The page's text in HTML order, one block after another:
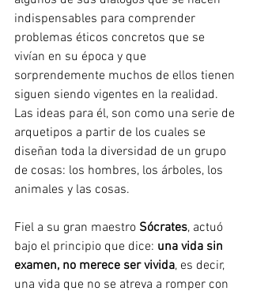
indispensables para comprender
problemas éticos concretos que se
vivían en su época y que
sorprendemente muchos de ellos tienen
siguen siendo vigentes en la realidad.
Las ideas para él, son como una serie de
arquetipos a partir de los cuales se
diseñan toda la diversidad de un grupo
de cosas: los hombres, los árboles, los
animales y las cosas.
Fiel a su gran maestro Sócrates, actuó
bajo el principio que dice: una vida sin
examen, no merece ser vivida, es decir,
una vida que no se atreva a romper con